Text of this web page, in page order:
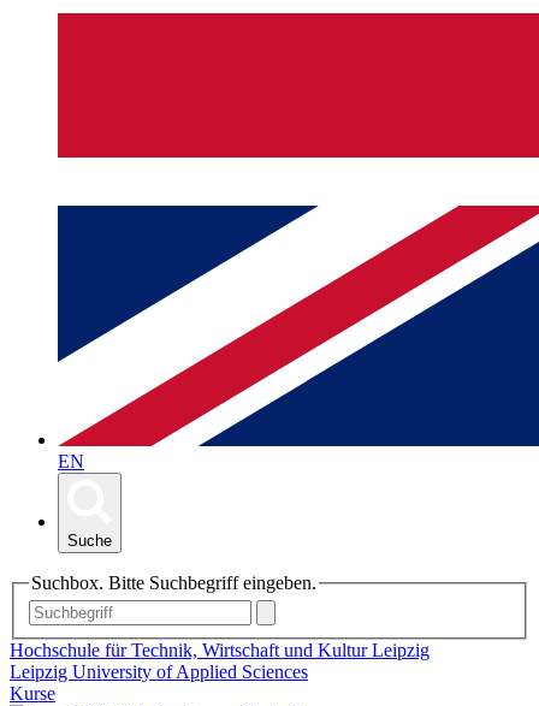
EN
Suche
Suchbox. Bitte Suchbegriff eingeben.
Hochschule für Technik, Wirtschaft und Kultur Leipzig
Leipzig University of Applied Sciences
Kurse